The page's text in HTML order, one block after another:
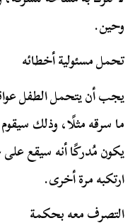
وحين.
تحمل مسئولية أخطائه
يجب أن يتحمل الطفل
ما سرقه مثلًا، وذلك
يكون مُدركًا أنه سيقع على
ارتكبه مرة أخرى.
التصرف معه بحكمة